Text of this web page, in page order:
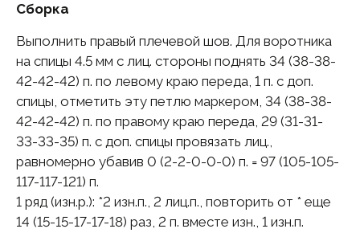
Сборка
Выполнить правый плечевой шов. Для воротника
на спицы 4.5 мм с лиц. стороны поднять 34 (38-38-
42-42-42) п. по левому краю переда, 1 п. с доп.
спицы, отметить эту петлю маркером, 34 (38-38-
42-42-42) п. по правому краю переда, 29 (31-31-
33-33-35) п. с доп. спицы провязать лиц.,
равномерно убавив 0 (2-2-0-0-0) п. = 97 (105-105-
117-117-121) п.
1 ряд (изн.р.): *2 изн.п., 2 лиц.п., повторить от * еще
14 (15-15-17-17-18) раз, 2 п. вместе изн., 1 изн.п.